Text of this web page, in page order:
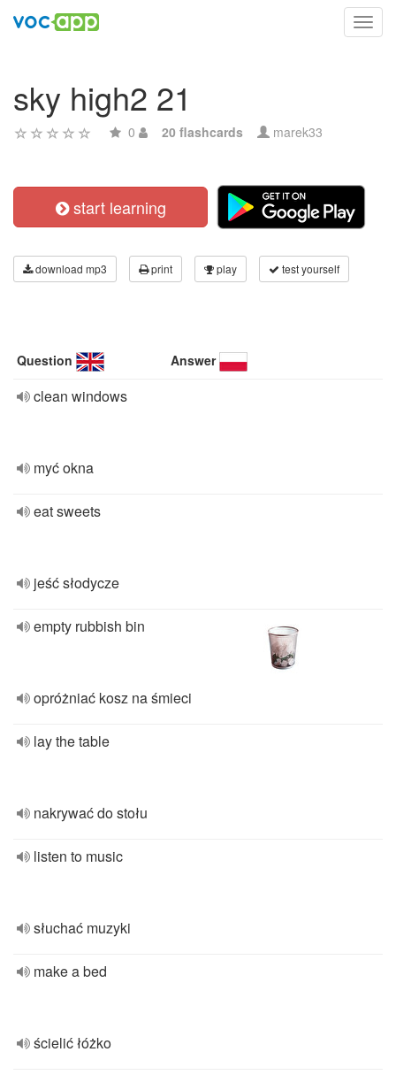
sky high2 21
0 20 flashcards marek33
start learning
download mp3 print play test yourself
Question Answer
clean windows
myć okna
eat sweets
jeść słodycze
empty rubbish bin
opróżniać kosz na śmieci
lay the table
nakrywać do stołu
listen to music
słuchać muzyki
make a bed
ścielić łóżko